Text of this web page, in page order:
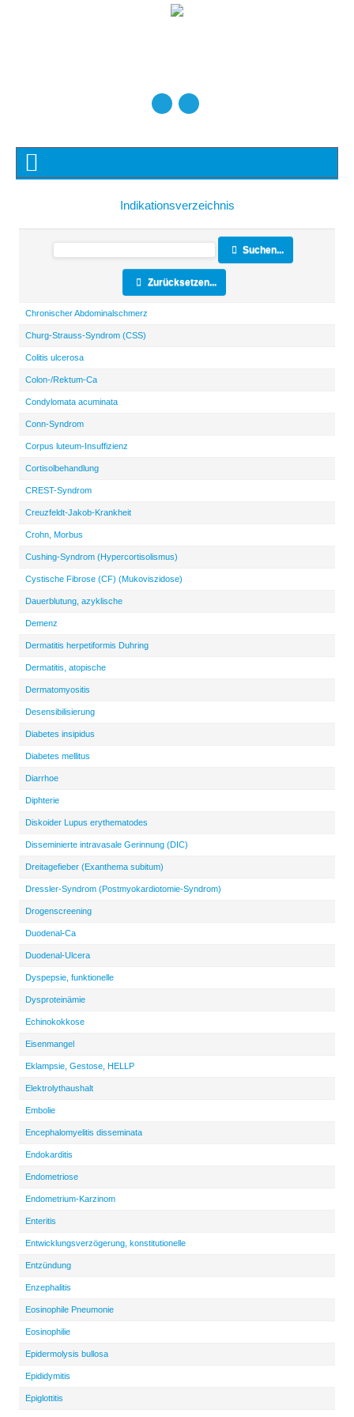
Indikationsverzeichnis
Suchen...
Zurücksetzen...
Chronischer Abdominalschmerz
Churg-Strauss-Syndrom (CSS)
Colitis ulcerosa
Colon-/Rektum-Ca
Condylomata acuminata
Conn-Syndrom
Corpus luteum-Insuffizienz
Cortisolbehandlung
CREST-Syndrom
Creuzfeldt-Jakob-Krankheit
Crohn, Morbus
Cushing-Syndrom (Hypercortisolismus)
Cystische Fibrose (CF) (Mukoviszidose)
Dauerblutung, azyklische
Demenz
Dermatitis herpetiformis Duhring
Dermatitis, atopische
Dermatomyositis
Desensibilisierung
Diabetes insipidus
Diabetes mellitus
Diarrhoe
Diphterie
Diskoider Lupus erythematodes
Disseminierte intravasale Gerinnung (DIC)
Dreitagefieber (Exanthema subitum)
Dressler-Syndrom (Postmyokardiotomie-Syndrom)
Drogenscreening
Duodenal-Ca
Duodenal-Ulcera
Dyspepsie, funktionelle
Dysproteinämie
Echinokokkose
Eisenmangel
Eklampsie, Gestose, HELLP
Elektrolythaushalt
Embolie
Encephalomyelitis disseminata
Endokarditis
Endometriose
Endometrium-Karzinom
Enteritis
Entwicklungsverzögerung, konstitutionelle
Entzündung
Enzephalitis
Eosinophile Pneumonie
Eosinophilie
Epidermolysis bullosa
Epididymitis
Epiglottitis